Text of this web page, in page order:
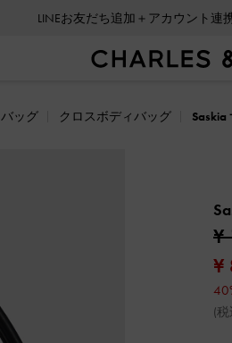
LINEお友だち追加＋アカウント連
バッグ クロスボディバッグ
¥
¥
(